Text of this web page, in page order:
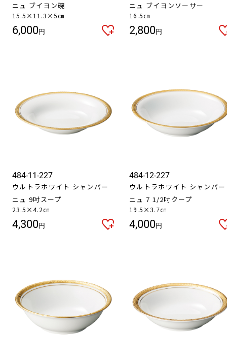
ニュ ブイヨン碗
15.5×11.3×5㎝
6,000円
ニュ ブイヨンソーサー
16.5㎝
2,800円
484-11-227
ウルトラホワイト シャンパー
ニュ 9吋スープ
23.5×4.2㎝
4,300円
484-12-227
ウルトラホワイト シャンパー
ニュ 7 1/2吋クープ
19.5×3.7㎝
4,000円